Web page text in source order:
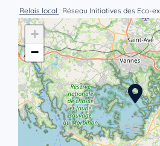
Relais local : Réseau Initiatives des Eco-
+
−